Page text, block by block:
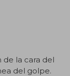
de la cara del
del golpe.